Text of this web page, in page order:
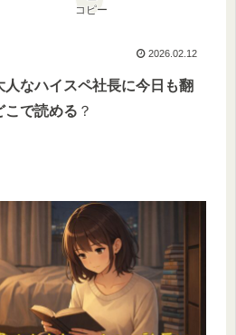
コピー
2026.02.12
人なハイスペ社長に今日も翻
こで読める ？